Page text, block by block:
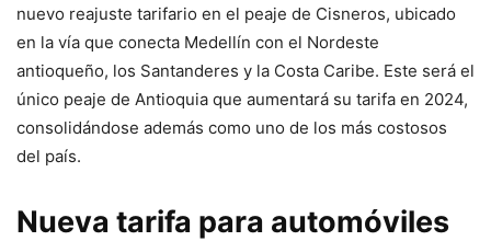
nuevo reajuste tarifario en el peaje de Cisneros, ubicado
en la vía que conecta Medellín con el Nordeste
antioqueño, los Santanderes y la Costa Caribe. Este será el
único peaje de Antioquia que aumentará su tarifa en 2024,
consolidándose además como uno de los más costosos
del país.
Nueva tarifa para automóviles